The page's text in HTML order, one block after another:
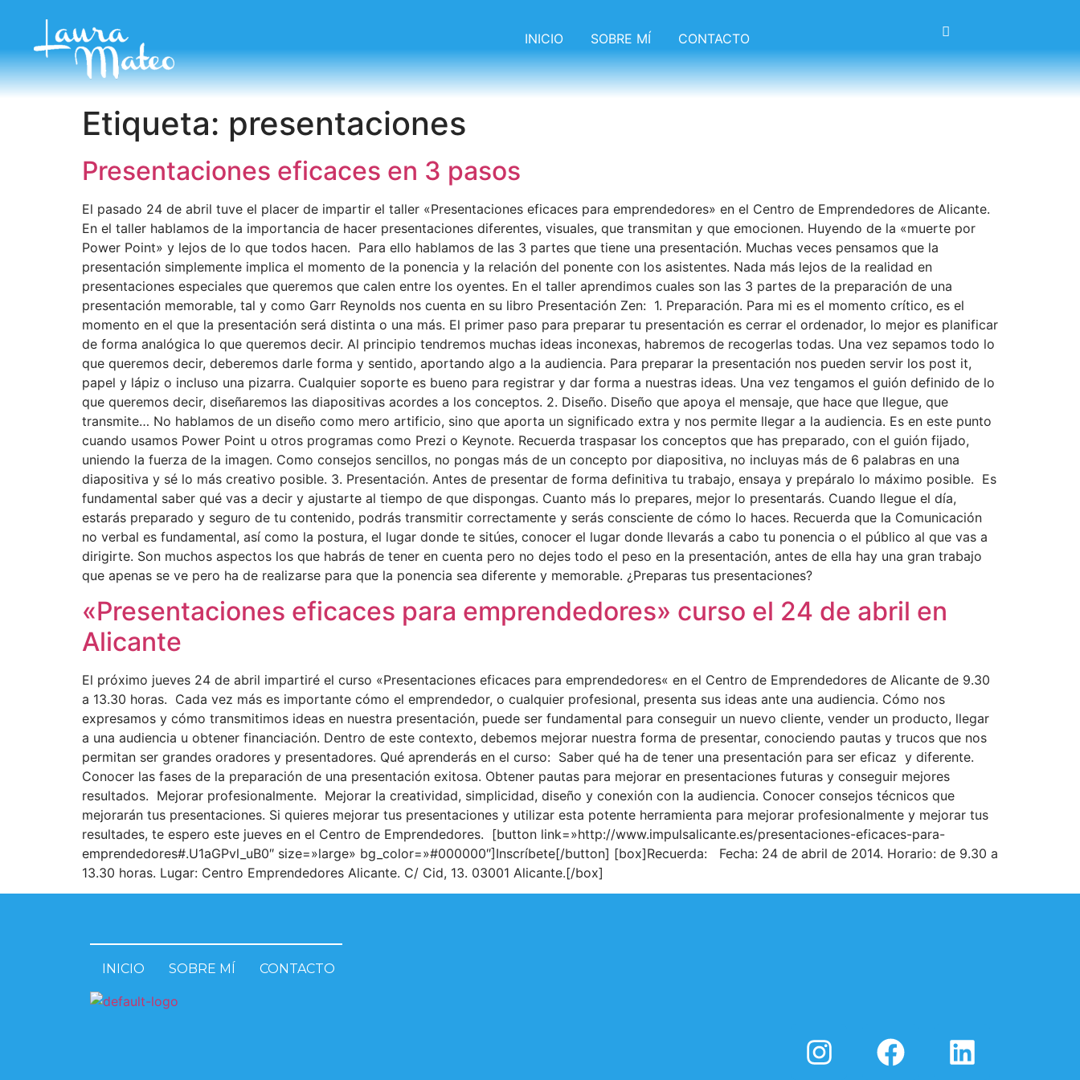
INICIO SOBRE MÍ CONTACTO
Etiqueta: presentaciones
Presentaciones eficaces en 3 pasos
El pasado 24 de abril tuve el placer de impartir el taller «Presentaciones eficaces para emprendedores» en el Centro de Emprendedores de Alicante.
En el taller hablamos de la importancia de hacer presentaciones diferentes, visuales, que transmitan y que emocionen. Huyendo de la «muerte por
Power Point» y lejos de lo que todos hacen. Para ello hablamos de las 3 partes que tiene una presentación. Muchas veces pensamos que la
presentación simplemente implica el momento de la ponencia y la relación del ponente con los asistentes. Nada más lejos de la realidad en
presentaciones especiales que queremos que calen entre los oyentes. En el taller aprendimos cuales son las 3 partes de la preparación de una
presentación memorable, tal y como Garr Reynolds nos cuenta en su libro Presentación Zen: 1. Preparación. Para mi es el momento crítico, es el
momento en el que la presentación será distinta o una más. El primer paso para preparar tu presentación es cerrar el ordenador, lo mejor es planificar
de forma analógica lo que queremos decir. Al principio tendremos muchas ideas inconexas, habremos de recogerlas todas. Una vez sepamos todo lo
que queremos decir, deberemos darle forma y sentido, aportando algo a la audiencia. Para preparar la presentación nos pueden servir los post it,
papel y lápiz o incluso una pizarra. Cualquier soporte es bueno para registrar y dar forma a nuestras ideas. Una vez tengamos el guión definido de lo
que queremos decir, diseñaremos las diapositivas acordes a los conceptos. 2. Diseño. Diseño que apoya el mensaje, que hace que llegue, que
transmite… No hablamos de un diseño como mero artificio, sino que aporta un significado extra y nos permite llegar a la audiencia. Es en este punto
cuando usamos Power Point u otros programas como Prezi o Keynote. Recuerda traspasar los conceptos que has preparado, con el guión fijado,
uniendo la fuerza de la imagen. Como consejos sencillos, no pongas más de un concepto por diapositiva, no incluyas más de 6 palabras en una
diapositiva y sé lo más creativo posible. 3. Presentación. Antes de presentar de forma definitiva tu trabajo, ensaya y prepáralo lo máximo posible. Es
fundamental saber qué vas a decir y ajustarte al tiempo de que dispongas. Cuanto más lo prepares, mejor lo presentarás. Cuando llegue el día,
estarás preparado y seguro de tu contenido, podrás transmitir correctamente y serás consciente de cómo lo haces. Recuerda que la Comunicación
no verbal es fundamental, así como la postura, el lugar donde te sitúes, conocer el lugar donde llevarás a cabo tu ponencia o el público al que vas a
dirigirte. Son muchos aspectos los que habrás de tener en cuenta pero no dejes todo el peso en la presentación, antes de ella hay una gran trabajo
que apenas se ve pero ha de realizarse para que la ponencia sea diferente y memorable. ¿Preparas tus presentaciones?
«Presentaciones eficaces para emprendedores» curso el 24 de abril en
Alicante
El próximo jueves 24 de abril impartiré el curso «Presentaciones eficaces para emprendedores« en el Centro de Emprendedores de Alicante de 9.30
a 13.30 horas. Cada vez más es importante cómo el emprendedor, o cualquier profesional, presenta sus ideas ante una audiencia. Cómo nos
expresamos y cómo transmitimos ideas en nuestra presentación, puede ser fundamental para conseguir un nuevo cliente, vender un producto, llegar
a una audiencia u obtener financiación. Dentro de este contexto, debemos mejorar nuestra forma de presentar, conociendo pautas y trucos que nos
permitan ser grandes oradores y presentadores. Qué aprenderás en el curso: Saber qué ha de tener una presentación para ser eficaz y diferente.
Conocer las fases de la preparación de una presentación exitosa. Obtener pautas para mejorar en presentaciones futuras y conseguir mejores
resultados. Mejorar profesionalmente. Mejorar la creatividad, simplicidad, diseño y conexión con la audiencia. Conocer consejos técnicos que
mejorarán tus presentaciones. Si quieres mejorar tus presentaciones y utilizar esta potente herramienta para mejorar profesionalmente y mejorar tus
resultades, te espero este jueves en el Centro de Emprendedores. [button link=»http://www.impulsalicante.es/presentaciones-eficaces-para-
emprendedores#.U1aGPvl_uB0″ size=»large» bg_color=»#000000″]Inscríbete[/button] [box]Recuerda: Fecha: 24 de abril de 2014. Horario: de 9.30 a
13.30 horas. Lugar: Centro Emprendedores Alicante. C/ Cid, 13. 03001 Alicante.[/box]
INICIO SOBRE MÍ CONTACTO